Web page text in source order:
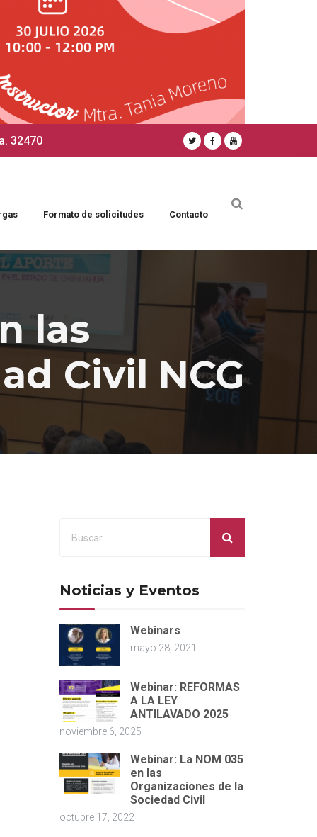
32470
Formato de solicitudes Contacto
las
Civil NCG
Noticias y Eventos
Webinars
mayo 28, 2021
Webinar: REFORMAS
A LA LEY
ANTILAVADO 2025
noviembre 6, 2025
Webinar: La NOM 035
en las
Organizaciones de la
Sociedad Civil
octubre 17, 2022